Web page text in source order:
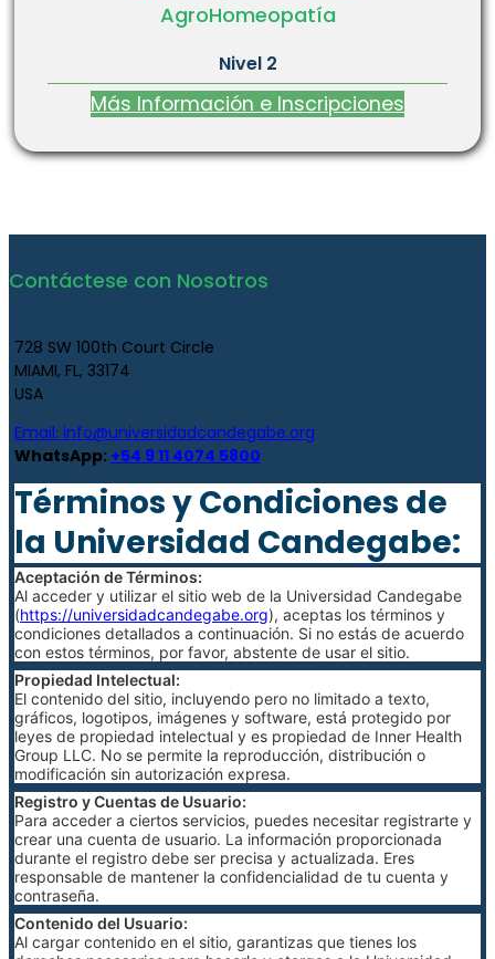
AgroHomeopatía
Nivel 2
Más Información e Inscripciones
Contáctese con Nosotros
728 SW 100th Court Circle
MIAMI, FL, 33174
USA
Email: info@universidadcandegabe.org
WhatsApp: +54 9 11 4074 5800
Términos y Condiciones de
la Universidad Candegabe:
Aceptación de Términos:
Al acceder y utilizar el sitio web de la Universidad Candegabe
(https://universidadcandegabe.org), aceptas los términos y
condiciones detallados a continuación. Si no estás de acuerdo
con estos términos, por favor, abstente de usar el sitio.
Propiedad Intelectual:
El contenido del sitio, incluyendo pero no limitado a texto,
gráficos, logotipos, imágenes y software, está protegido por
leyes de propiedad intelectual y es propiedad de Inner Health
Group LLC. No se permite la reproducción, distribución o
modificación sin autorización expresa.
Registro y Cuentas de Usuario:
Para acceder a ciertos servicios, puedes necesitar registrarte y
crear una cuenta de usuario. La información proporcionada
durante el registro debe ser precisa y actualizada. Eres
responsable de mantener la confidencialidad de tu cuenta y
contraseña.
Contenido del Usuario:
Al cargar contenido en el sitio, garantizas que tienes los